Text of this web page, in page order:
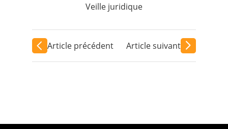
Veille juridique
Article précédent Article suivant